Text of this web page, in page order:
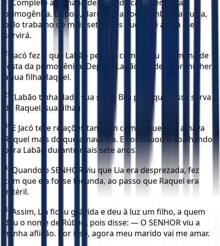
Complete a semana de festa de casamento da
primogênita. Depois, daremos a você também a outra,
pelo trabalho de mais sete anos que você ainda me
servirá.
28 Jacó fez o que Labão pediu e completou a semana de
festa da primogênita. Depois, Labão lhe deu por mulher
a sua filha Raquel.
29 (Labão tinha dado sua serva Bila para que fosse serva
de Raquel, sua filha.)
30 E Jacó teve relações também com Raquel. Ele amava
Raquel mais do que amava Lia. E continuou trabalhando
para Labão durante mais sete anos.
31
Quando o SENHOR viu que Lia era desprezada, fez
com que ela fosse fecunda, ao passo que Raquel era
estéril.
32 Assim, Lia ficou grávida e deu à luz um filho, a quem
deu o nome de Rúben, pois disse: — O SENHOR viu a
minha aflição. Por isso, agora meu marido vai me amar.